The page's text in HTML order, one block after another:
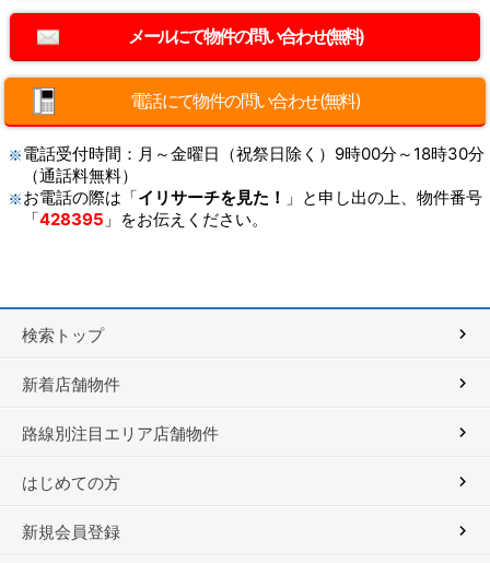
電話にて物件の問い合わせ(無料)
電話受付時間：月～金曜日（祝祭日除く）9時00分～18時30分
（通話料無料）
お電話の際は「イリサーチを見た！ 」と申し出の上、物件番号
「428395 」をお伝えください。
検索トップ
新着店舗物件
路線別注目エリア店舗物件
はじめての方
新規会員登録